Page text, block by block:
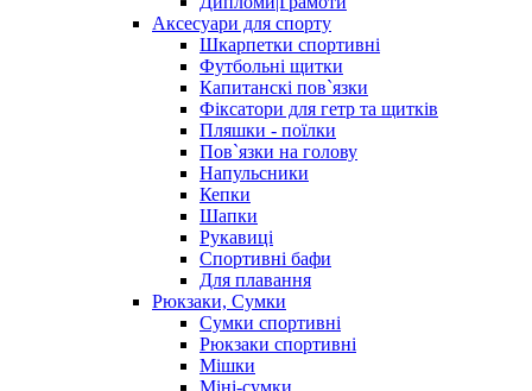
Аксесуари для спорту
Шкарпетки спортивні
Футбольні щитки
Капитанскі пов`язки
Фіксатори для гетр та щитків
Пляшки - поїлки
Пов`язки на голову
Напульсники
Кепки
Шапки
Рукавиці
Спортивні бафи
Для плавання
Рюкзаки, Сумки
Сумки спортивні
Рюкзаки спортивні
Мішки
Міні-сумки